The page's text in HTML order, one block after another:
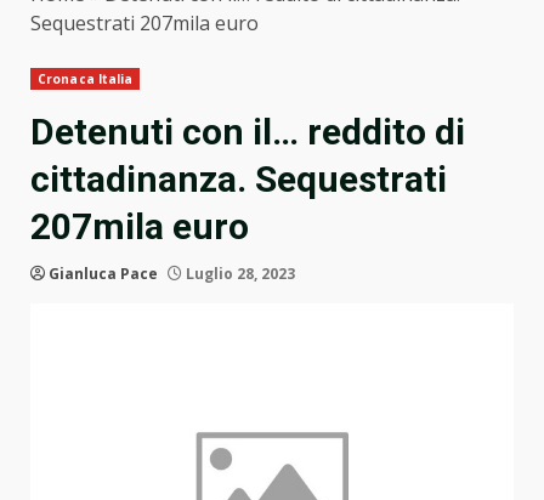
Sequestrati 207mila euro
Cronaca Italia
Detenuti con il… reddito di
cittadinanza. Sequestrati
207mila euro
Gianluca Pace Luglio 28, 2023